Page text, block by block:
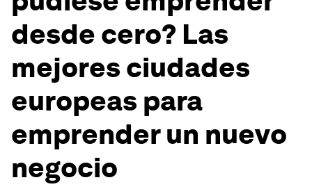
desde cero? Las
mejores ciudades
europeas para
emprender un nuevo
negocio